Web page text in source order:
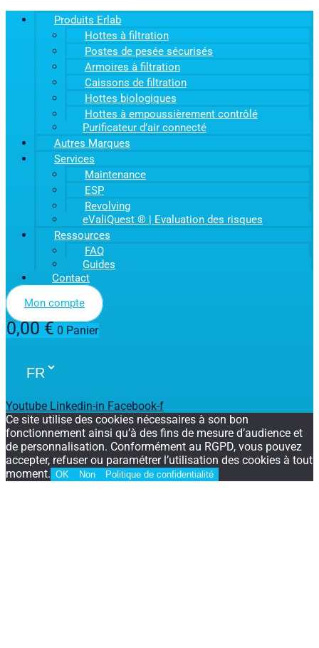
Produits Erlab
Hottes à filtration
Postes de pesée sécurisés
Armoires à filtration
Caissons de filtration
Hottes biologiques
Hottes à empoussièrement contrôlé
Purificateur d’air connecté
Autres Marques
Services
Maintenance
ESP
Revolving
eValiQuest ® | Evaluation des risques
Ressources
FAQ
Guides
Contact
Mon compte
0,00€ 0 Panier
Youtube Linkedin-in Facebook-f
Ce site utilise des cookies nécessaires à son bon
fonctionnement ainsi qu’à des fins de mesure d’audience et
de personnalisation. Conformément au RGPD, vous pouvez
accepter, refuser ou paramétrer l’utilisation des cookies à tout
moment. OK Non Politique de confidentialité